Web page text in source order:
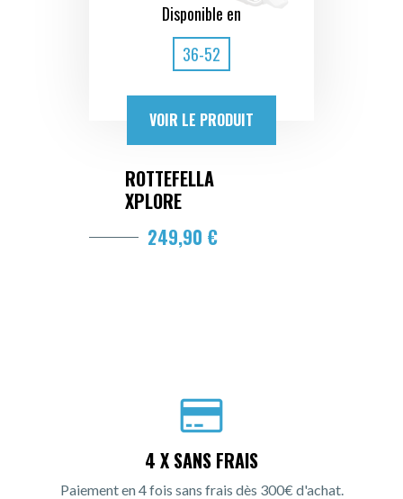
Disponible en
36-52
VOIR LE PRODUIT
ROTTEFELLA
XPLORE
249,90 €
4 X SANS FRAIS
Paiement en 4 fois sans frais dès 300€ d'achat.